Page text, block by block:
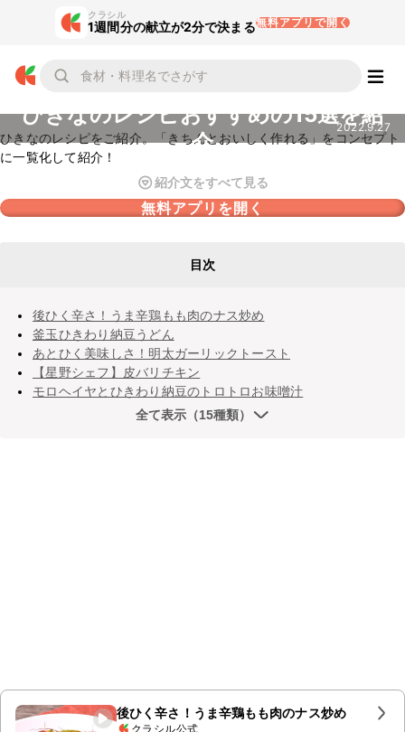
クラシル
1週間分の献立が2分で決まる無料アプリで開く
ひきなのレシピおすすめの15選を紹
介
2022.9.27
ひきなのレシピをご紹介。「きちんとおいしく作れる」をコンセプト
に一覧化して紹介！
紹介文をすべて見る
無料アプリを開く
目次
後ひく辛さ！うま辛鶏もも肉のナス炒め
釜玉ひきわり納豆うどん
あとひく美味しさ！明太ガーリックトースト
【星野シェフ】皮バリチキン
モロヘイヤとひきわり納豆のトロトロお味噌汁
全て表示（15種類）
後ひく辛さ！うま辛鶏もも肉のナス炒め
クラシル公式